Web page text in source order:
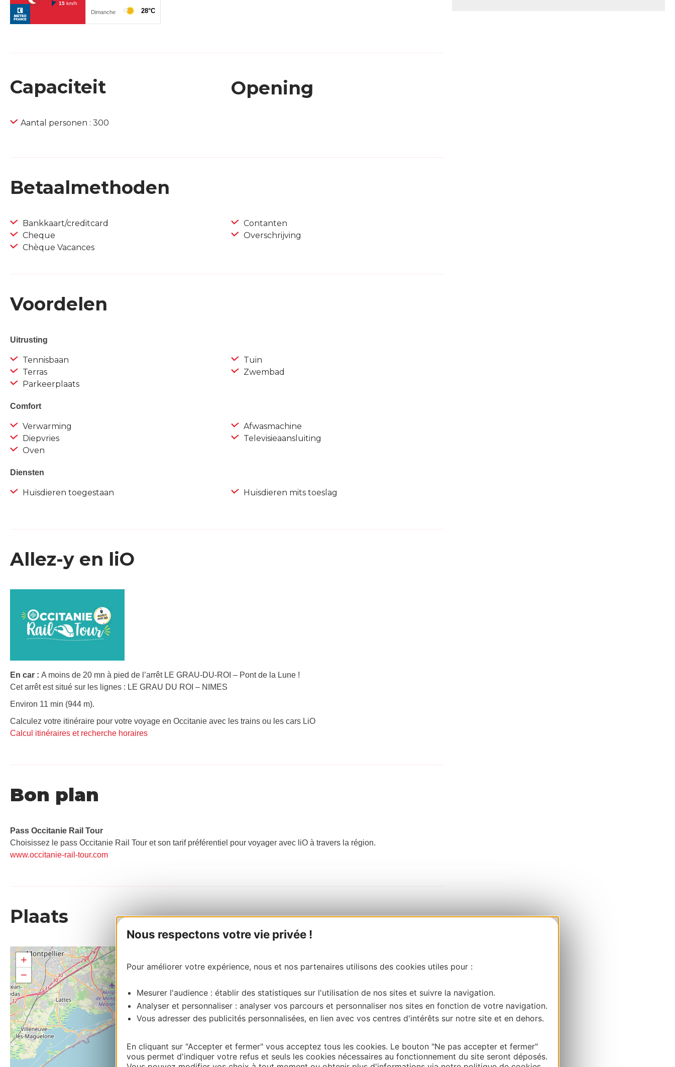
Nous respectons votre vie privée !
Pour améliorer votre expérience, nous et nos partenaires utilisons des cookies utiles pour :
Mesurer l'audience : établir des statistiques sur l'utilisation de nos sites et suivre la navigation.
Analyser et personnaliser : analyser vos parcours et personnaliser nos sites en fonction de votre navigation.
Vous adresser des publicités personnalisées, en lien avec vos centres d'intérêts sur notre site et en dehors.
En cliquant sur "Accepter et fermer" vous acceptez tous les cookies. Le bouton "Ne pas accepter et fermer"
vous permet d'indiquer votre refus et seuls les cookies nécessaires au fonctionnement du site seront déposés.
Capaciteit
Aantal personen : 300
Opening
Betaalmethoden
Bankkaart/creditcard
Cheque
Chèque Vacances
Contanten
Overschrijving
Voordelen
Uitrusting
Tennisbaan
Terras
Parkeerplaats
Tuin
Zwembad
Comfort
Verwarming
Diepvries
Oven
Afwasmachine
Televisieaansluiting
Diensten
Huisdieren toegestaan Huisdieren mits toeslag
Allez-y en liO
En car : A moins de 20 mn à pied de l’arrêt LE GRAU-DU-ROI – Pont de la Lune !
Cet arrêt est situé sur les lignes : LE GRAU DU ROI – NIMES
Environ 11 min (944 m).
Calculez votre itinéraire pour votre voyage en Occitanie avec les trains ou les cars LiO
Calcul itinéraires et recherche horaires
Bon plan
Pass Occitanie Rail Tour​
Choisissez le pass Occitanie Rail Tour et son tarif préférentiel pour voyager avec liO à travers la région.
www.occitanie-rail-tour.com
Plaats
+
−